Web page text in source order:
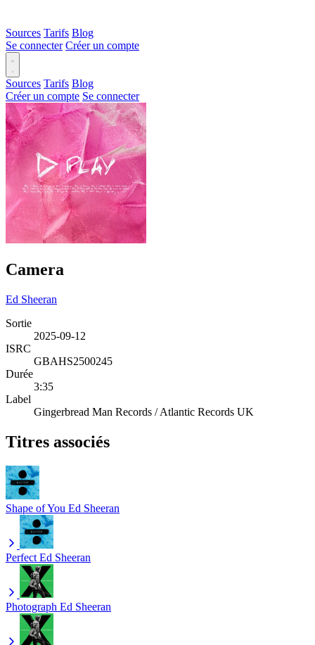
Sources Tarifs Blog
Se connecter Créer un compte
Sources Tarifs Blog
Créer un compte Se connecter
Camera
Ed Sheeran
Sortie
2025-09-12
ISRC
GBAHS2500245
Durée
3:35
Label
Gingerbread Man Records / Atlantic Records UK
Titres associés
Shape of You Ed Sheeran
Perfect Ed Sheeran
Photograph Ed Sheeran